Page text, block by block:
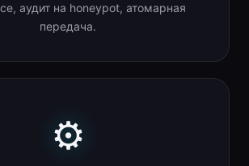
аудит на honeypot, атомарная
передача.
⚙